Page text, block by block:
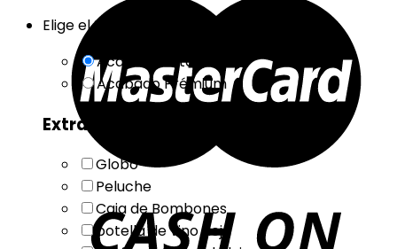
Elige el tipo de Acabado
Acabado Estándar
Acabado Prémium
Extras
Globo
Peluche
Caja de Bombones
botella de vino rioja